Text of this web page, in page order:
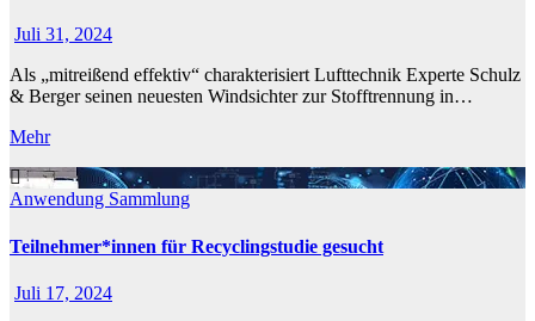
Juli 31, 2024
Als „mitreißend effektiv“ charakterisiert Lufttechnik Experte Schulz
& Berger seinen neuesten Windsichter zur Stofftrennung in…
Mehr
Anwendung Sammlung
Teilnehmer*innen für Recyclingstudie gesucht
Juli 17, 2024